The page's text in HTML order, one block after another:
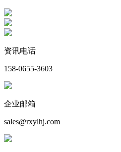
资讯电话
158-0655-3603
企业邮箱
sales@rxylhj.com